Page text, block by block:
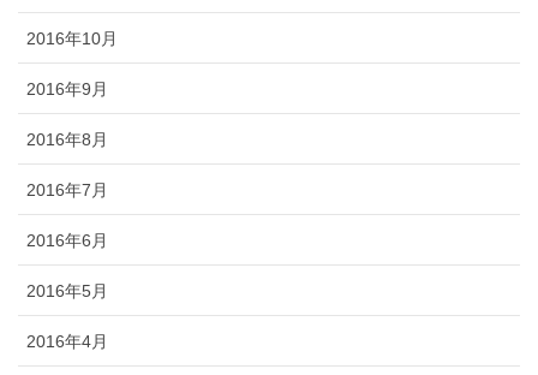
2016年10月
2016年9月
2016年8月
2016年7月
2016年6月
2016年5月
2016年4月